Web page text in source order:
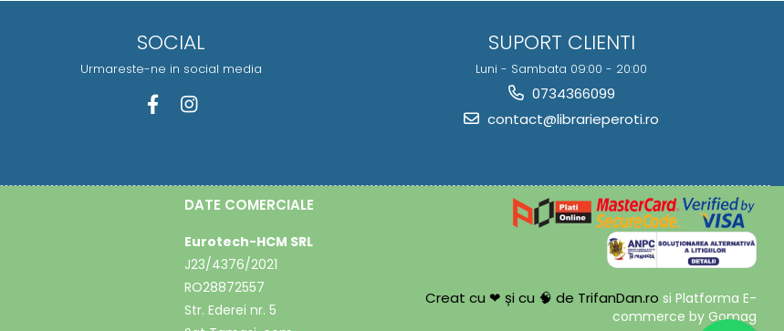
SOCIAL
Urmareste-ne in social media
SUPORT CLIENTI
Luni - Sambata 09:00 - 20:00
0734366099
contact@librarieperoti.ro
DATE COMERCIALE
Eurotech-HCM SRL
J23/4376/2021
RO28872557
Str. Ederei nr. 5
Creat cu ❤ și cu 🧠 de TrifanDan.ro si Platforma E-
commerce by Gomag